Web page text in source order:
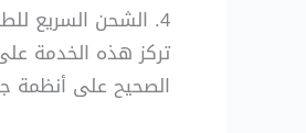
4. الشحن السريع للطرود العاجلة
تركز هذه الخدمة
الصحيح على أنظمة